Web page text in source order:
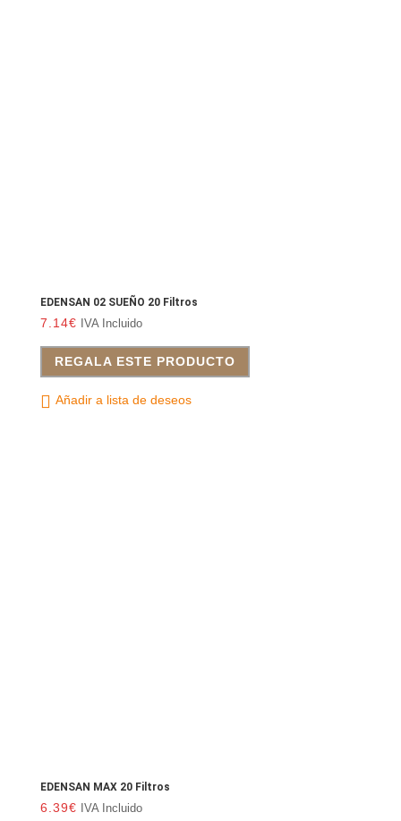
EDENSAN 02 SUEÑO 20 Filtros
7.14€ IVA Incluido
REGALA ESTE PRODUCTO
Añadir a lista de deseos
EDENSAN MAX 20 Filtros
6.39€ IVA Incluido